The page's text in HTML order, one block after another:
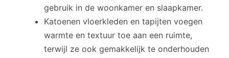
gebruik in de woonkamer en slaapkamer.
Katoenen vloerkleden en tapijten voegen
warmte en textuur toe aan een ruimte,
terwijl ze ook gemakkelijk te onderhouden